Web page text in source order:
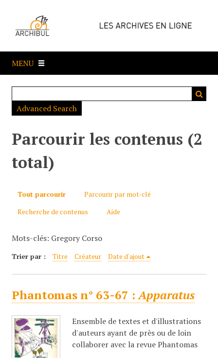
e
a
MENU
Advanced Search
Parcourir les contenus (2
total)
Tout parcourir
Parcourir par mot-clé
Recherche de contenus
Aide
Mots-clés: Gregory Corso
Trier par : Titre Créateur Date d'ajout
Phantomas n° 63-67 :Apparatus
Ensemble de textes et d'illustrations
d'auteurs ayant de près ou de loin
collaborer avec la revue Phantomas